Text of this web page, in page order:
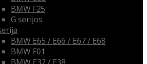
BMW F25
G serijos
BMW E65 / E66 / E67 / E68
BMW F01